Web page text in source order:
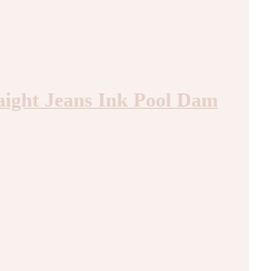
Jeans Ink Pool Dam